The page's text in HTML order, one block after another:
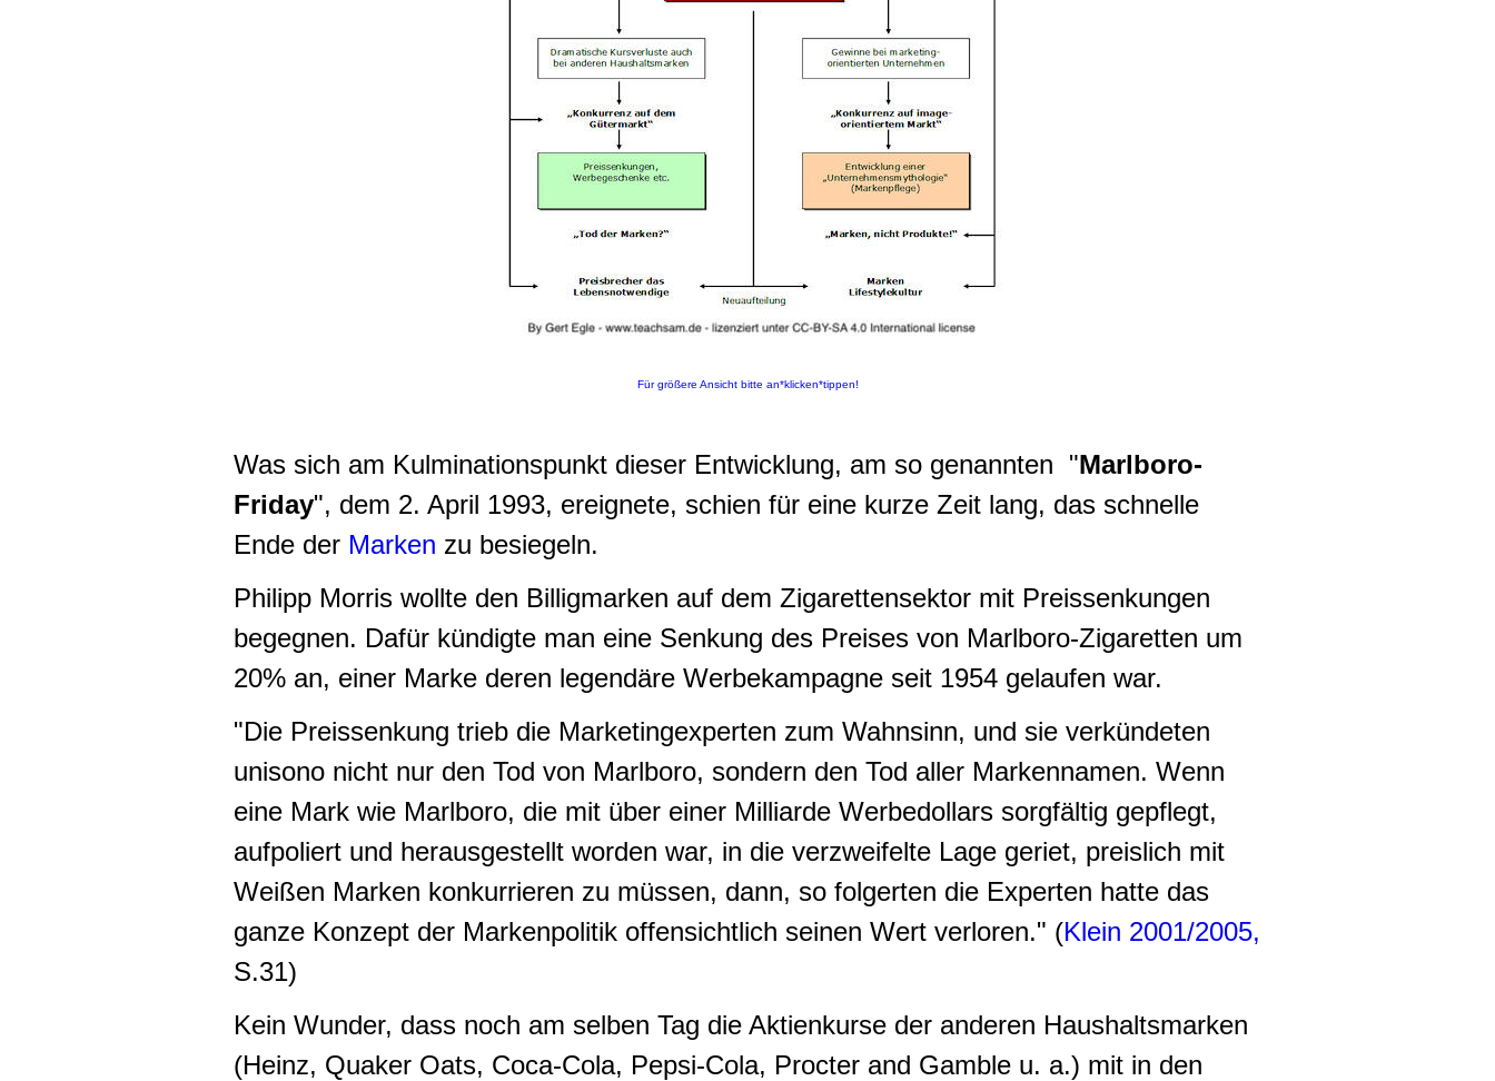
Für größere Ansicht bitte an*klicken*tippen!
Was sich am Kulminationspunkt dieser Entwicklung, am so genannten "Marlboro-
Friday", dem 2. April 1993, ereignete, schien für eine kurze Zeit lang, das schnelle
Ende der Marken zu besiegeln.
Philipp Morris wollte den Billigmarken auf dem Zigarettensektor mit Preissenkungen
begegnen. Dafür kündigte man eine Senkung des Preises von Marlboro-Zigaretten um
20% an, einer Marke deren legendäre Werbekampagne seit 1954 gelaufen war.
"Die Preissenkung trieb die Marketingexperten zum Wahnsinn, und sie verkündeten
unisono nicht nur den Tod von Marlboro, sondern den Tod aller Markennamen. Wenn
eine Mark wie Marlboro, die mit über einer Milliarde Werbedollars sorgfältig gepflegt,
aufpoliert und herausgestellt worden war, in die verzweifelte Lage geriet, preislich mit
Weißen Marken konkurrieren zu müssen, dann, so folgerten die Experten hatte das
ganze Konzept der Markenpolitik offensichtlich seinen Wert verloren." (Klein 2001/2005,
S.31)
Kein Wunder, dass noch am selben Tag die Aktienkurse der anderen Haushaltsmarken
(Heinz, Quaker Oats, Coca-Cola, Pepsi-Cola, Procter and Gamble u. a.) mit in den